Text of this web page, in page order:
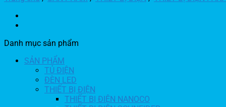
Danh mục sản phẩm
SẢN PHẨM
TỦ ĐIỆN
ĐÈN LED
THIẾT BỊ ĐIỆN
THIẾT BỊ ĐIỆN NANOCO